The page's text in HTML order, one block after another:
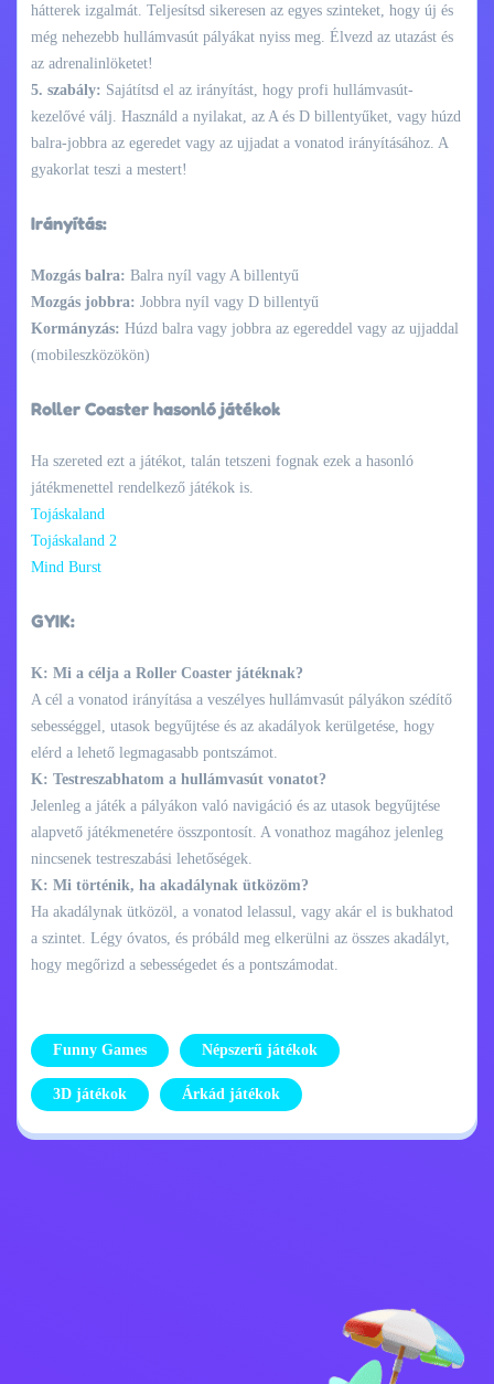
hátterek izgalmát. Teljesítsd sikeresen az egyes szinteket, hogy új és
még nehezebb hullámvasút pályákat nyiss meg. Élvezd az utazást és
az adrenalinlöketet!
5. szabály: Sajátítsd el az irányítást, hogy profi hullámvasút-
kezelővé válj. Használd a nyilakat, az A és D billentyűket, vagy húzd
balra-jobbra az egeredet vagy az ujjadat a vonatod irányításához. A
gyakorlat teszi a mestert!
Irányítás:
Mozgás balra: Balra nyíl vagy A billentyű
Mozgás jobbra: Jobbra nyíl vagy D billentyű
Kormányzás: Húzd balra vagy jobbra az egereddel vagy az ujjaddal
(mobileszközökön)
Roller Coaster hasonló játékok
Ha szereted ezt a játékot, talán tetszeni fognak ezek a hasonló
játékmenettel rendelkező játékok is.
Tojáskaland
Tojáskaland 2
Mind Burst
GYIK:
K: Mi a célja a Roller Coaster játéknak?
A cél a vonatod irányítása a veszélyes hullámvasút pályákon szédítő
sebességgel, utasok begyűjtése és az akadályok kerülgetése, hogy
elérd a lehető legmagasabb pontszámot.
K: Testreszabhatom a hullámvasút vonatot?
Jelenleg a játék a pályákon való navigáció és az utasok begyűjtése
alapvető játékmenetére összpontosít. A vonathoz magához jelenleg
nincsenek testreszabási lehetőségek.
K: Mi történik, ha akadálynak ütközöm?
Ha akadálynak ütközöl, a vonatod lelassul, vagy akár el is bukhatod
a szintet. Légy óvatos, és próbáld meg elkerülni az összes akadályt,
hogy megőrizd a sebességedet és a pontszámodat.
Funny Games Népszerű játékok
3D játékok Árkád játékok